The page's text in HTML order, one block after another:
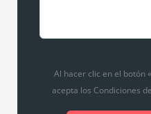
Al hacer clic en el botón
acepta los Condiciones